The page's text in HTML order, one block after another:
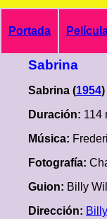
Portada
Sabrina
Sabrina (1954)
Duración: 114
Música:
Fotografía:
Guion: Billy
Dirección: